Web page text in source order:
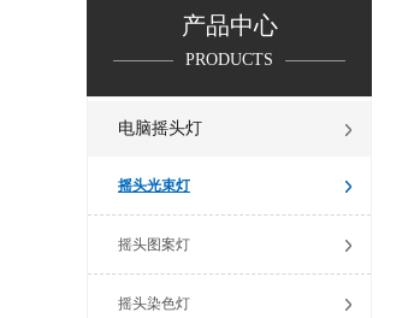
产品中心
PRODUCTS
电脑摇头灯
摇头光束灯
摇头图案灯
摇头染色灯